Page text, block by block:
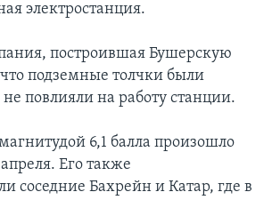
электростанция.
построившая Бушерскую
подземные толчки были
повлияли на работу станции.
6,1 балла произошло
Его также
соседние Бахрейн и Катар, где в